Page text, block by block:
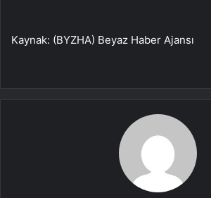
Kaynak: (BYZHA) Beyaz Haber Ajansı